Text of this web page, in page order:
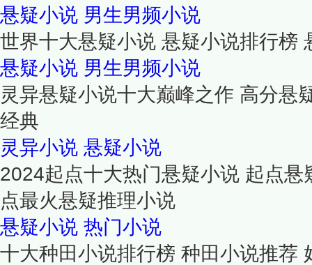
悬疑小说 男生男频小说
世界十大悬疑小说 悬疑小说排行榜
悬疑小说 男生男频小说
灵异悬疑小说十大巅峰之作 高分悬
经典
灵异小说 悬疑小说
2024起点十大热门悬疑小说 起点
点最火悬疑推理小说
悬疑小说 热门小说
十大种田小说排行榜 种田小说推荐